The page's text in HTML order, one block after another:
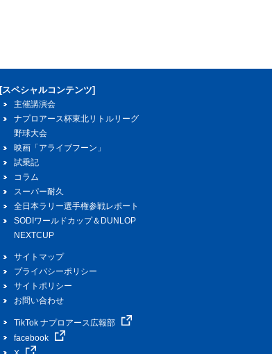
[スペシャルコンテンツ]
主催講演会
ナプロアース杯東北リトルリーグ
野球大会
映画「アライブフーン」
試乗記
コラム
スーパー耐久
全日本ラリー選手権参戦レポート
SODIワールドカップ＆DUNLOP
NEXTCUP
サイトマップ
プライバシーポリシー
サイトポリシー
お問い合わせ
TikTok ナプロアース広報部
facebook